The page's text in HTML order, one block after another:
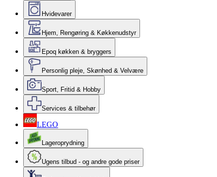
Hvidevarer
Hjem, Rengøring & Køkkenudstyr
Epoq køkken & bryggers
Personlig pleje, Skønhed & Velvære
Sport, Fritid & Hobby
Services & tilbehør
LEGO
Lageroprydning
Ugens tilbud - og andre gode priser